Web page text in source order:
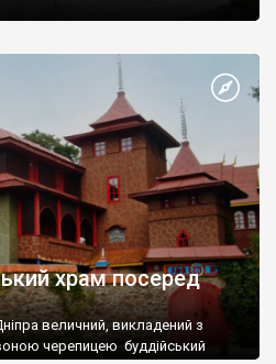
храм посеред
величний, викладений з
черепицею буддійський